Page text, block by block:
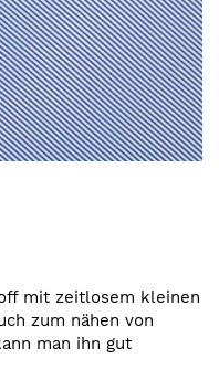
mit zeitlosem kleinen
zum nähen von
man ihn gut